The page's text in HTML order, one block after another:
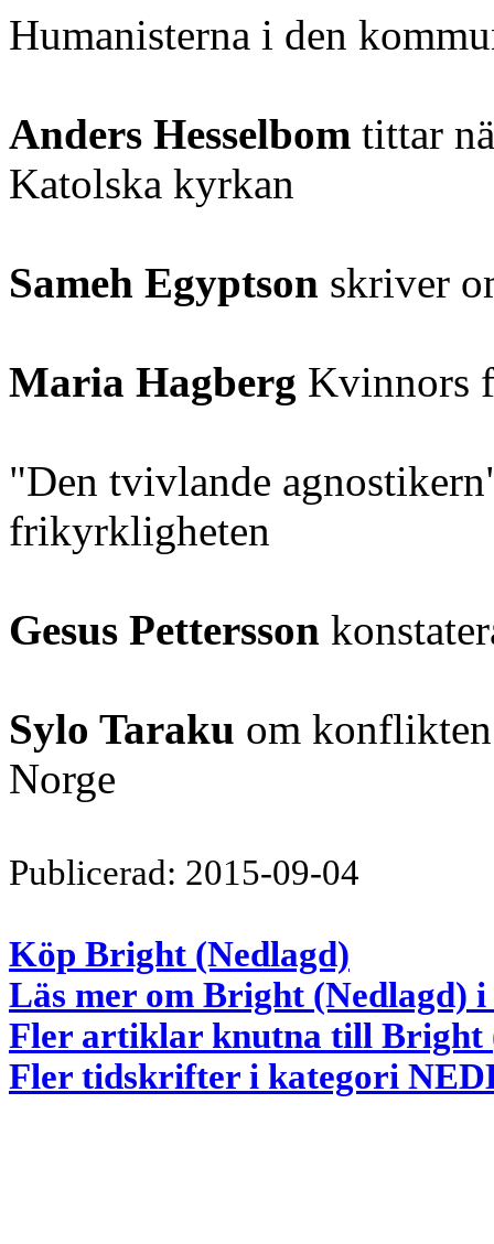
Humanisterna i den
Anders Hesselbom tittar
Katolska kyrkan
Sameh Egyptson skriver
Maria Hagberg Kvinnors
"Den tvivlande
frikyrkligheten
Gesus Pettersson
Sylo Taraku om
Norge
Publicerad: 2015-09-04
Köp Bright (Nedlagd)
Läs mer om Bright (Nedlagd)
Fler artiklar knutna till Bright
Fler tidskrifter i kategori